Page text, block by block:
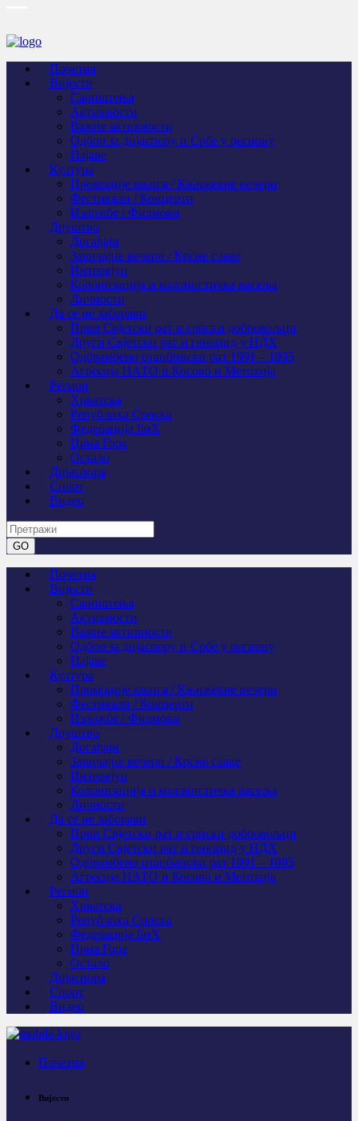
Почетна
Вијести
Саопштења
Активности
Важне активности
Одбор за дијаспору и Србе у региону
Најаве
Култура
Промоције књига / Књижевне вечери
Фестивали / Концерти
Изложбе / Филмови
Друштво
Догађаји
Завичајне вечери / Крсне славе
Интервјуи
Колонизација и колонистичка насеља
Личности
Да се не заборави
Први Свјeтски рат и српски добровољци
Други Свјетски рат и геноцид у НДХ
Одбрамбено отаџбински рат 1991 – 1995
Агресија НАТО и Косово и Метохија
Регион
Хрватска
Република Српска
Федерација БиХ
Црна Гора
Остало
Дијаспора
Спорт
Видео
Почетна
Вијести
Саопштења
Активности
Важне активности
Одбор за дијаспору и Србе у региону
Најаве
Култура
Промоције књига / Књижевне вечери
Фестивали / Концерти
Изложбе / Филмови
Друштво
Догађаји
Завичајне вечери / Крсне славе
Интервјуи
Колонизација и колонистичка насеља
Личности
Да се не заборави
Први Свјeтски рат и српски добровољци
Други Свјетски рат и геноцид у НДХ
Одбрамбено отаџбински рат 1991 – 1995
Агресија НАТО и Косово и Метохија
Регион
Хрватска
Република Српска
Федерација БиХ
Црна Гора
Остало
Дијаспора
Спорт
Видео
Почетна
Вијести